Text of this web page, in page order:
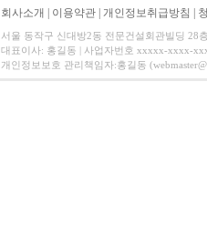
회사소개 이용약관 개인정보취급방침
서울 동작구 신대방2동 전문건설회관빌딩 28
대표이사: 홍길동 | 사업자번호 xxxxx-xxxx-
개인정보보호 관리책임자:홍길동